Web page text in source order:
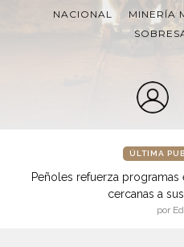
NACIONAL MINERÍA
ÚLTIMA
Peñoles refuerza
cercanas a
por